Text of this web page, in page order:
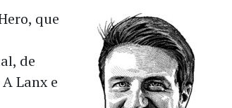
que
de
Lanx e